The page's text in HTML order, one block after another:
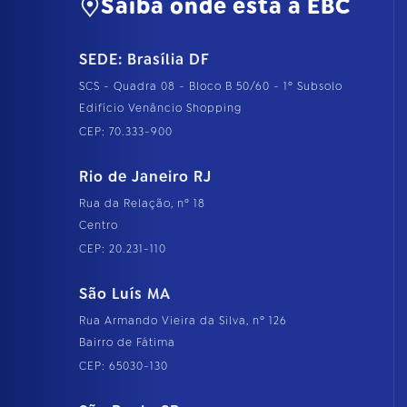
Saiba onde está a EBC
SEDE: Brasília DF
SCS - Quadra 08 - Bloco B 50/60 - 1º Subsolo
Edifício Venâncio Shopping
CEP: 70.333-900
Rio de Janeiro RJ
Rua da Relação, nº 18
Centro
CEP: 20.231-110
São Luís MA
Rua Armando Vieira da Silva, nº 126
Bairro de Fátima
CEP: 65030-130